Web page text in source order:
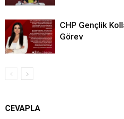
CHP Gençlik
Görev
CEVAPLA